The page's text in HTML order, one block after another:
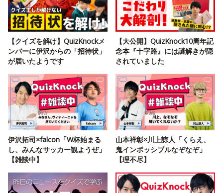
【クイズを解け】QuizKnockメ
ンバーに伊沢からの「招待状」
が届いたようです
【大公開】QuizKnock10周年記
念本『十字路』には謎解きが隠
されていました
伊沢拓司×falcon「W杯始まる
し、みんなサッカー観ようぜ」
【雑談中】
山本祥彰×川上諒人「くらえ、
鬼インポッシブルなぞなぞ」
【理不尽】